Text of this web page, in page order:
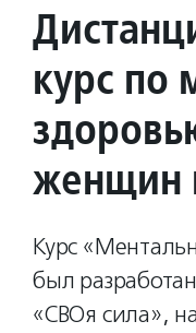
курс по
женщин
Курс
был
«СВОя сила»,